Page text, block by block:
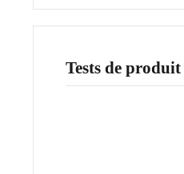
Tests de produit